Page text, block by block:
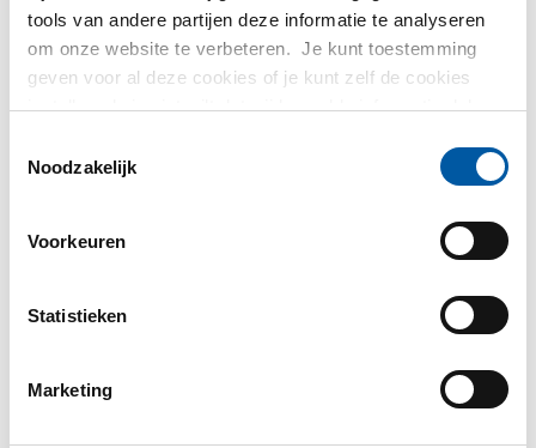
tools van andere partijen deze informatie te analyseren
om onze website te verbeteren. Je kunt toestemming
geven voor al deze cookies of je kunt zelf de cookies
instellen als je niet wilt dat wij bepaalde informatie delen.
partijen waarmee wij samenwerken vind je in ons
Noodzakelijk
Voorkeuren
Statistieken
Marketing
Bedrijven
MCB Direct